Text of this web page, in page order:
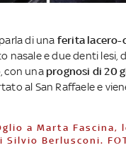
di una ferita lacero-
nasale e due denti lesi,
con unaprognosi di 20
al San Raffaele e
Silvio Berlusconi.